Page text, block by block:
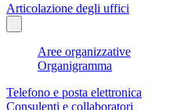
Articolazione degli uffici
Aree organizzative
Organigramma
Telefono e posta elettronica
Consulenti e collaboratori